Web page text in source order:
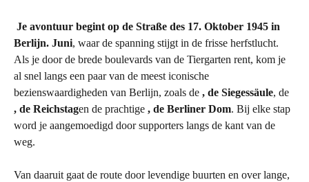
Berlijn. Juni, waar de spanning stijgt in de frisse herfstlucht.
Als je door de brede boulevards van de Tiergarten rent, kom je
al snel langs een paar van de meest iconische
bezienswaardigheden van Berlijn, zoals de , de Siegessäule, de
, de Reichstagen de prachtige , de Berliner Dom. Bij elke stap
word je aangemoedigd door supporters langs de kant van de
weg.
Van daaruit gaat de route door levendige buurten en over lange,